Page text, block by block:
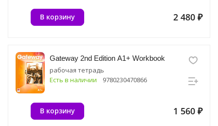
2 480 ₽
В корзину
Gateway 2nd Edition A1+ Workbook
рабочая тетрадь
Есть в наличии
9780230470866
1 560 ₽
В корзину